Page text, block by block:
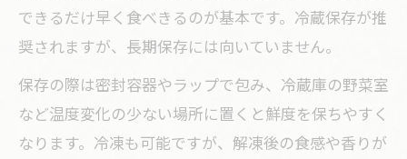
できるだけ早く食べきるのが基本です。冷蔵保存が推
奨されますが、長期保存には向いていません。
保存の際は密封容器やラップで包み、冷蔵庫の野菜室
など温度変化の少ない場所に置くと鮮度を保ちやすく
なります。冷凍も可能ですが、解凍後の食感や香りが